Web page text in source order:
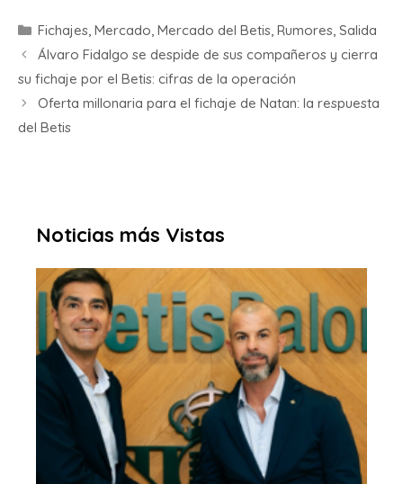
Fichajes Mercado Mercado del Betis Rumores Salida
Álvaro Fidalgo se despide de sus compañeros y cierra
su fichaje por el Betis: cifras de la operación
Oferta millonaria para el fichaje de Natan: la respuesta
del Betis
Noticias más Vistas